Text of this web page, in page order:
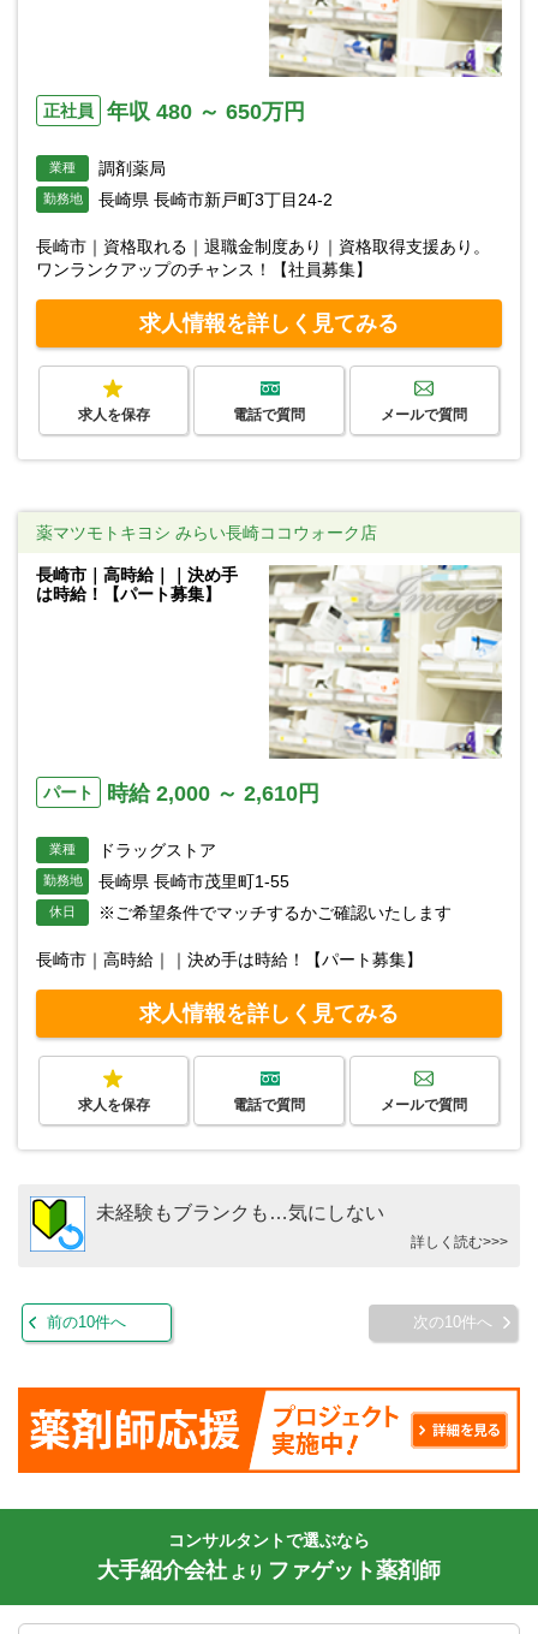
正社員 年収 480 ～ 650万円
業種 調剤薬局
勤務地 長崎県 長崎市新戸町3丁目24-2
長崎市｜資格取れる｜退職金制度あり｜資格取得支援あり。
ワンランクアップのチャンス！【社員募集】
求人情報を詳しく見てみる
求人を保存 電話で質問 メールで質問
薬マツモトキヨシ みらい長崎ココウォーク店
長崎市｜高時給｜｜決め手
は時給！【パート募集】
パート 時給 2,000 ～ 2,610円
業種 ドラッグストア
勤務地 長崎県 長崎市茂里町1-55
休日 ※ご希望条件でマッチするかご確認いたします
長崎市｜高時給｜｜決め手は時給！【パート募集】
求人情報を詳しく見てみる
求人を保存 電話で質問 メールで質問
未経験もブランクも…気にしない
詳しく読む>>>
前の10件へ 次の10件へ
コンサルタントで選ぶなら
大手紹介会社 より ファゲット薬剤師